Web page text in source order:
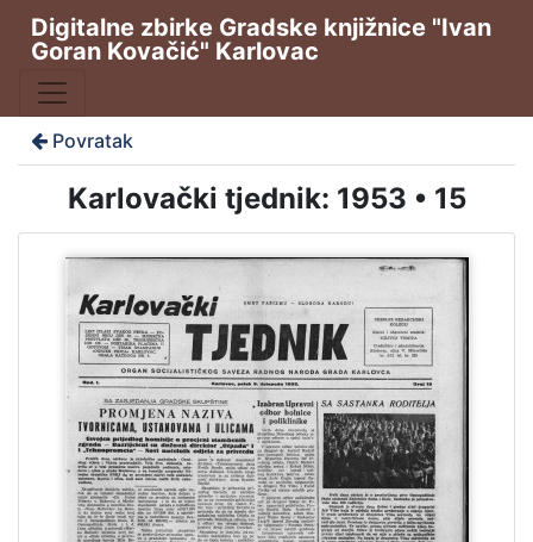
Digitalne zbirke Gradske knjižnice "Ivan
Goran Kovačić" Karlovac
Povratak
Karlovački tjednik: 1953 • 15